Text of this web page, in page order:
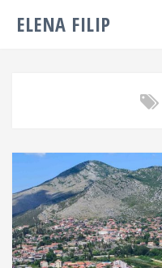
ELENA FILIP